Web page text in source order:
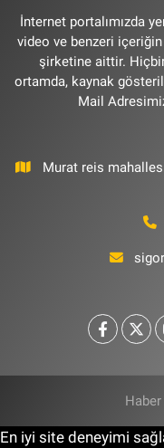
İnternet portalımızda
video ve benzeri
şirketine aittir.
ortamda, kaynak
Mail
Murat reis
Haber
En iyi site deneyimi